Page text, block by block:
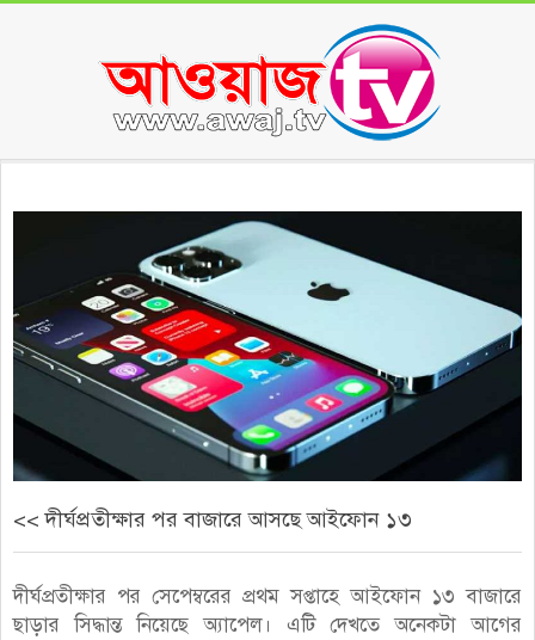
<< দীর্ঘপ্রতীক্ষার পর বাজারে আসছে আইফোন ১৩
দীর্ঘপ্রতীক্ষার পর সেপেম্বরের প্রথম সপ্তাহে আইফোন ১৩ বাজারে
ছাড়ার সিদ্ধান্ত নিয়েছে অ্যাপেল। এটি দেখতে অনেকটা আগের